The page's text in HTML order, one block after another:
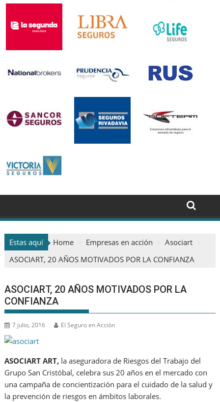
Estas aquí Home Empresas en acción
Asociart
ASOCIART, 20 AÑOS MOTIVADOS POR LA CONFIANZA
ASOCIART, 20 AÑOS MOTIVADOS POR LA
CONFIANZA
7 julio, 2016 El Seguro en Acción
ASOCIART ART, la aseguradora de Riesgos del Trabajo del
Grupo San Cristóbal, celebra sus 20 años en el mercado con
una campaña de concientización para el cuidado de la salud y
la prevención de riesgos en ámbitos laborales.